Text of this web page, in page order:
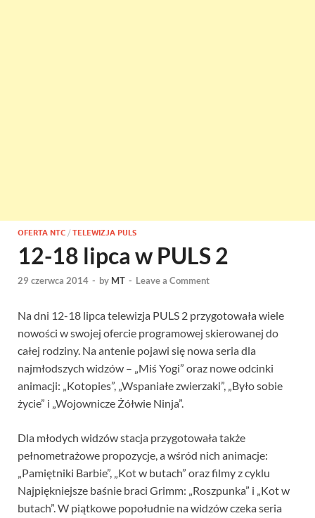
OFERTA NTC / TELEWIZJA PULS
12-18 lipca w PULS 2
29 czerwca 2014 - by MT - Leave a Comment
Na dni 12-18 lipca telewizja PULS 2 przygotowała wiele
nowości w swojej ofercie programowej skierowanej do
całej rodziny. Na antenie pojawi się nowa seria dla
najmłodszych widzów – „Miś Yogi” oraz nowe odcinki
animacji: „Kotopies”, „Wspaniałe zwierzaki”, „Było sobie
życie” i „Wojownicze Żółwie Ninja”.
Dla młodych widzów stacja przygotowała także
pełnometrażowe propozycje, a wśród nich animacje:
„Pamiętniki Barbie”, „Kot w butach” oraz filmy z cyklu
Najpiękniejsze baśnie braci Grimm: „Roszpunka” i „Kot w
butach”. W piątkowe popołudnie na widzów czeka seria